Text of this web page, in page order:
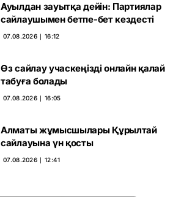
Ауылдан зауытқа дейін: Партиялар
сайлаушымен бетпе-бет кездесті
07.08.2026 ∣ 16:12
Өз сайлау учаскеңізді онлайн қалай
табуға болады
07.08.2026 ∣ 16:05
Алматы жұмысшылары Құрылтай
сайлауына үн қосты
07.08.2026 ∣ 12:41